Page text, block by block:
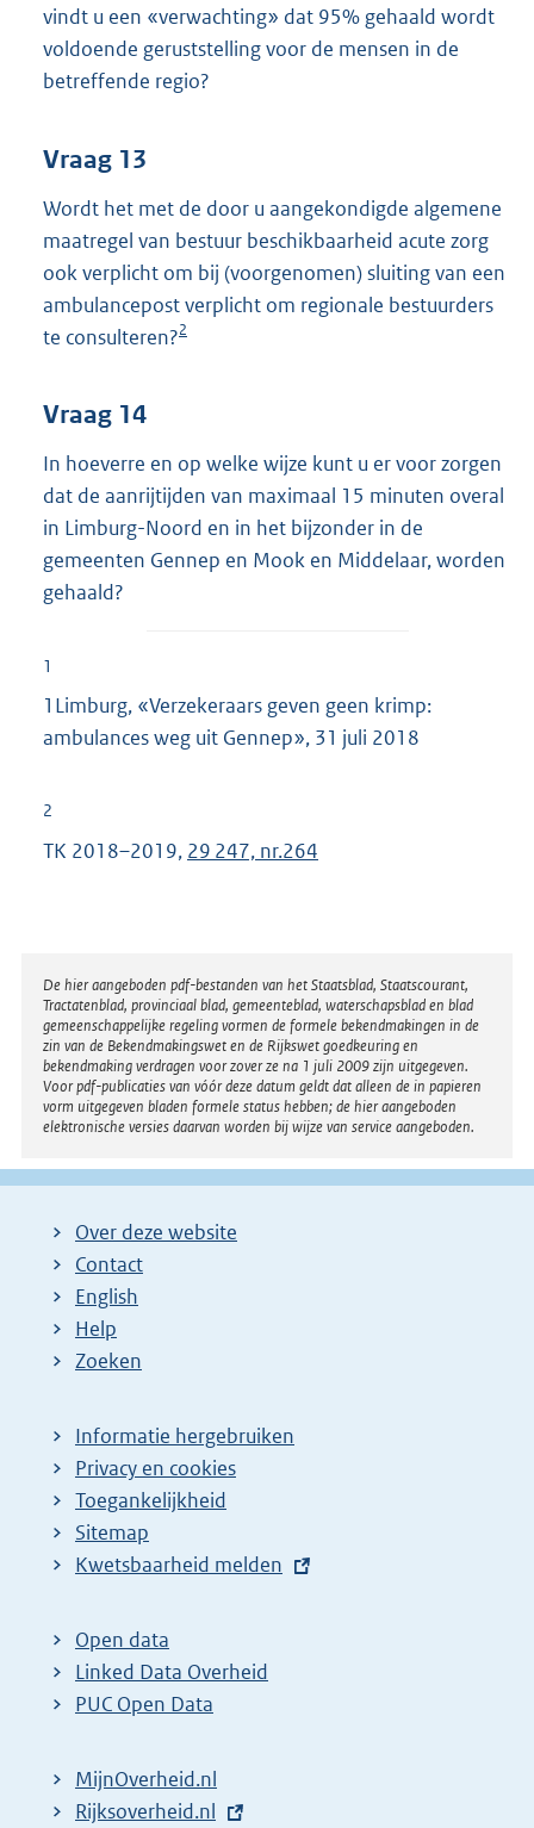
vindt u een «verwachting» dat 95% gehaald wordt
voldoende geruststelling voor de mensen in de
betreffende regio?
Vraag 13
Wordt het met de door u aangekondigde algemene
maatregel van bestuur beschikbaarheid acute zorg
ook verplicht om bij (voorgenomen) sluiting van een
ambulancepost verplicht om regionale bestuurders
te consulteren?2
Vraag 14
In hoeverre en op welke wijze kunt u er voor zorgen
dat de aanrijtijden van maximaal 15 minuten overal
in Limburg-Noord en in het bijzonder in de
gemeenten Gennep en Mook en Middelaar, worden
gehaald?
1
1Limburg, «Verzekeraars geven geen krimp:
ambulances weg uit Gennep», 31 juli 2018
2
TK 2018–2019, 29 247, nr.264
Disclaimer
De hier aangeboden pdf-bestanden van het Staatsblad, Staatscourant,
Tractatenblad, provinciaal blad, gemeenteblad, waterschapsblad en blad
gemeenschappelijke regeling vormen de formele bekendmakingen in de
zin van de Bekendmakingswet en de Rijkswet goedkeuring en
bekendmaking verdragen voor zover ze na 1 juli 2009 zijn uitgegeven.
Voor pdf-publicaties van vóór deze datum geldt dat alleen de in papieren
vorm uitgegeven bladen formele status hebben; de hier aangeboden
elektronische versies daarvan worden bij wijze van service aangeboden.
Over deze website
Contact
English
Help
Zoeken
Informatie hergebruiken
Privacy en cookies
Toegankelijkheid
Sitemap
E
t
e
r
l
i
Kwetsbaarheid melden
Open data
Linked Data Overheid
PUC Open Data
MijnOverheid.nl
E
Rijksoverheid.nl